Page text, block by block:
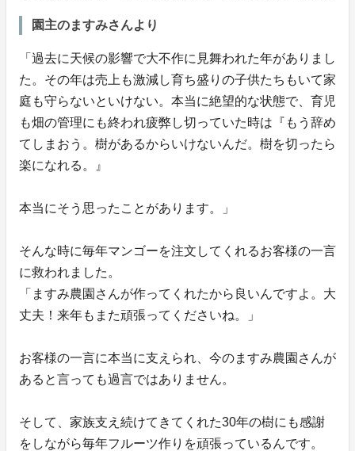
園主のますみさんより
「過去に天候の影響で大不作に見舞われた年がありまし
た。その年は売上も激減し育ち盛りの子供たちもいて家
庭も守らないといけない。本当に絶望的な状態で、育児
も畑の管理にも終われ疲弊し切っていた時は『もう辞め
てしまおう。樹があるからいけないんだ。樹を切ったら
楽になれる。』
本当にそう思ったことがあります。」
そんな時に毎年マンゴーを注文してくれるお客様の一言
に救われました。
「ますみ農園さんが作ってくれたから良いんですよ。大
丈夫！来年もまた頑張ってくださいね。」
お客様の一言に本当に支えられ、今のますみ農園さんが
あると言っても過言ではありません。
そして、家族支え続けてきてくれた30年の樹にも感謝
をしながら毎年フルーツ作りを頑張っているんです。